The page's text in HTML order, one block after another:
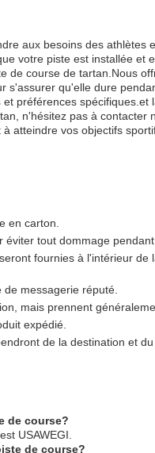
aux besoins des athlètes
votre piste est installée et
de course de tartan.Nous
s'assurer qu'elle dure
préférences spécifiques.et
n'hésitez pas à contacter
atteindre vos objectifs
en carton.
tout dommage pendant
fournies à l'intérieur de
messagerie réputé.
mais prennent
expédié.
de la destination et du
de course?
USAWEGI.
de course?